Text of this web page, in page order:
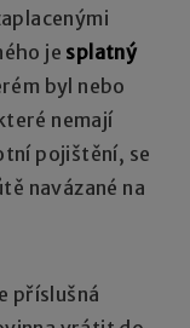
je splatný
byl nebo
nemají
pojištění, se
navázané na
příslušná